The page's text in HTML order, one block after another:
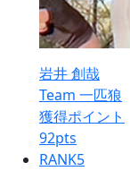
岩井 創哉
Team 一匹狼
獲得ポイント
92pts
RANK5